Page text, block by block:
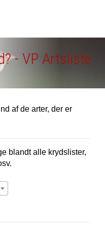
- VP Artsliste
af de arter, der er
blandt alle krydslister,